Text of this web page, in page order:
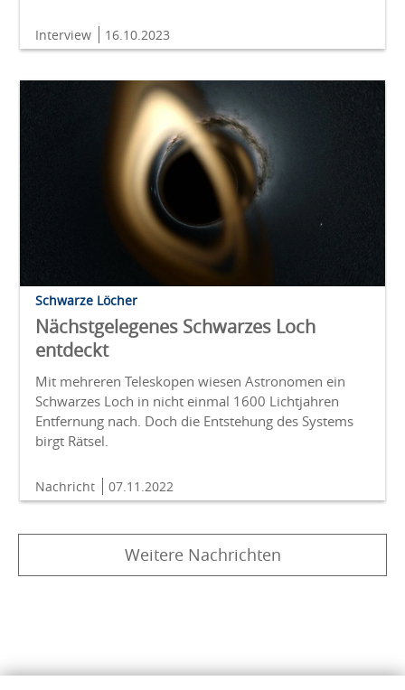
Interview 16.10.2023
Schwarze Löcher
Nächstgelegenes Schwarzes Loch
entdeckt
Mit mehreren Teleskopen wiesen Astronomen ein
Schwarzes Loch in nicht einmal 1600 Lichtjahren
Entfernung nach. Doch die Entstehung des Systems
birgt Rätsel.
Nachricht 07.11.2022
Weitere Nachrichten